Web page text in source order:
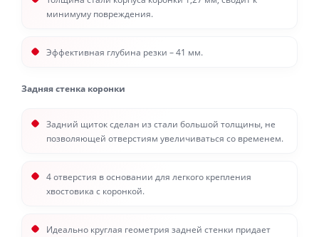
минимуму повреждения.
Эффективная глубина резки – 41 мм.
Задняя стенка коронки
Задний щиток сделан из стали большой толщины, не
позволяющей отверстиям увеличиваться со временем.
4 отверстия в основании для легкого крепления
хвостовика с коронкой.
Идеально круглая геометрия задней стенки придает